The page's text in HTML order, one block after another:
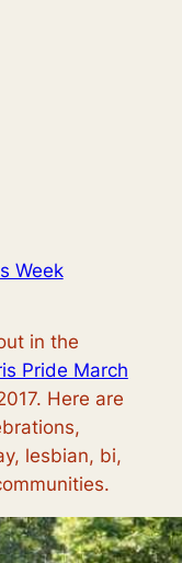
Week
in the
Pride March
Here are
lesbian, bi,